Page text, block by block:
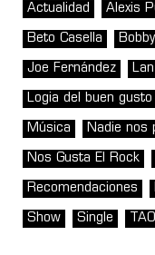
Actualidad Alexis
Beto Casella
Joe Fernández
Logia del buen gusto
Música Nadie nos
Nos Gusta El Rock
Recomendaciones
Show Single TAO